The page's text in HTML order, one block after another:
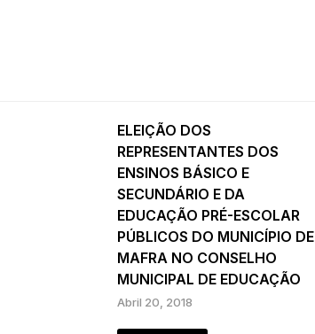
ELEIÇÃO DOS
REPRESENTANTES DOS
ENSINOS BÁSICO E
SECUNDÁRIO E DA
EDUCAÇÃO PRÉ-ESCOLAR
PÚBLICOS DO MUNICÍPIO DE
MAFRA NO CONSELHO
MUNICIPAL DE EDUCAÇÃO
Abril 20, 2018